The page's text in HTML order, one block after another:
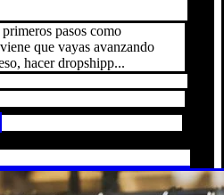
pasos como
que vayas avanzando
hacer dropshipp...